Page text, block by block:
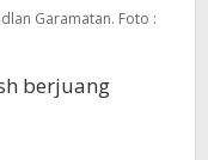
Garamatan. Foto :
berjuang